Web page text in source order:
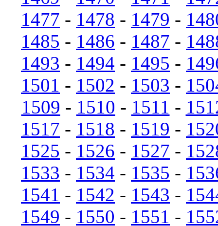
1477 - 1478 - 1479 -
1485 - 1486 - 1487 -
1493 - 1494 - 1495 -
1501 - 1502 - 1503 -
1509 - 1510 - 1511 -
1517 - 1518 - 1519 -
1525 - 1526 - 1527 -
1533 - 1534 - 1535 -
1541 - 1542 - 1543 -
1549 - 1550 - 1551 -